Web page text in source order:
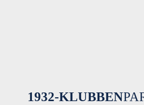
1932-KLUBBEN